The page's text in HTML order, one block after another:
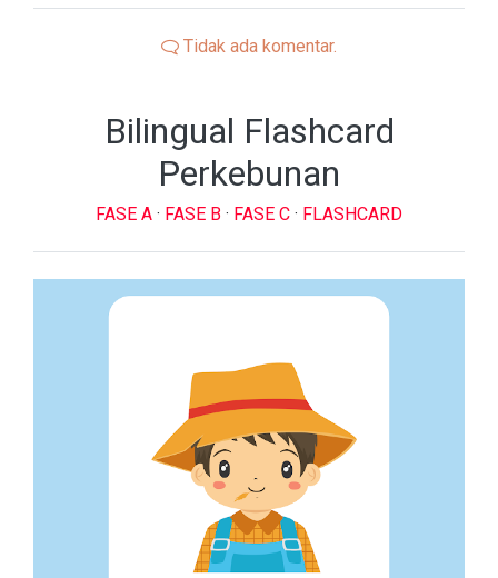
Tidak ada komentar.
Bilingual Flashcard
Perkebunan
FASE A · FASE B · FASE C · FLASHCARD